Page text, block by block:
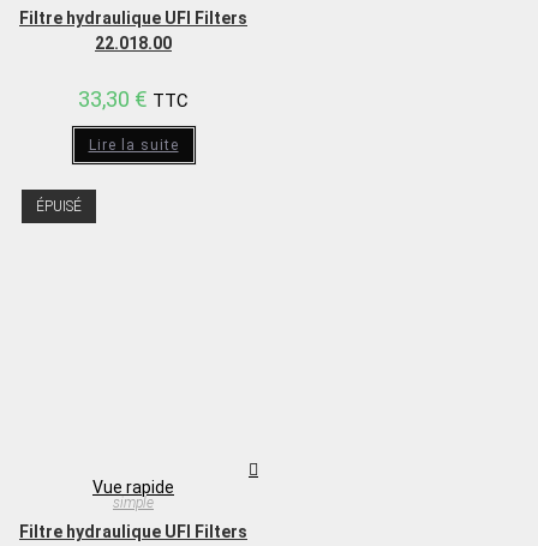
Filtre hydraulique UFI Filters
22.018.00
33,30 € TTC
Lire la suite
ÉPUISÉ
Vue rapide
simple
Filtre hydraulique UFI Filters